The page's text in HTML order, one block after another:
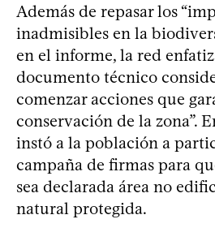
Además de repasar los
inadmisibles en la
en el informe, la red
documento técnico
comenzar acciones que
conservación de la zona”.
instó a la población a
campaña de firmas para
sea declarada área no
natural protegida.